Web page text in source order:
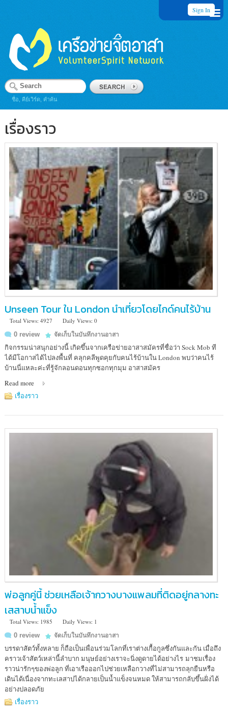
Sign In
ชื่อ, คีย์เวิร์ด, คำค้น
เรื่องราว
Unseen Tour ใน London นำเที่ยวโดยไกด์คนไร้บ้าน
Total Views: 4927
Daily Views: 0
0 review
จัดเก็บในบันทึกงานอาสา
กิจกรรมน่าสนุกอย่างนี้ เกิดขึ้นจากเครือข่ายอาสาสมัครที่ชื่อว่า Sock Mob ที
ได้มีโอกาสได้ไปลงพื้นที่ คลุกคลีพูดคุยกับคนไร้บ้านใน London พบว่าคนไร้
บ้านนี่แหละค่ะที่รู้จักลอนดอนทุกซอกทุกมุม อาสาสมัคร
Read more
เรื่องราว
พ่อลูกคู่นี้ ช่วยเหลือเจ้ากวางบางแพลมที่ติดอยู่กลางทะ
เสสาบน้ำแข็ง
Total Views: 1985
Daily Views: 1
0 review
จัดเก็บในบันทึกงานอาสา
บรรดาสัตว์ทั้งหลาย ก็ถือเป็นเพื่อนร่วมโลกที่เราต่างเกื้อกูลซึ่งกันและกัน เมื่อถึง
คราวเจ้าสัตว์เหล่านี้ลำบาก มนุษย์อย่างเราจะนิ่งดูดายได้อย่างไร มาชมเรื่อง
ราวน่ารักๆของพ่อลูก ที่เอาเรือออกไปช่วยเหลือกวางที่ไม่สามารถลุกยืนหรือ
เดินได้เนื่องจากทะเลสาปได้กลายเป็นน้ำแข็งจนหมด ให้สามารถกลับขึ้นฝั่งได้
อย่างปลอดภัย
เรื่องราว